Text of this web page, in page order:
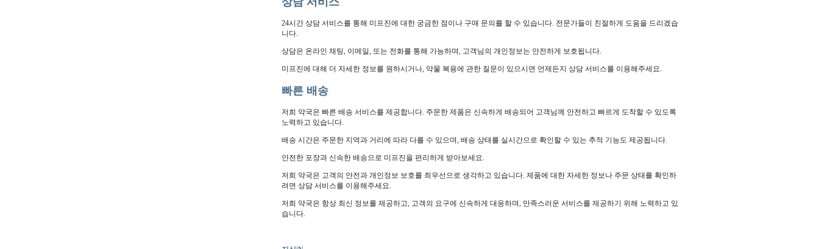
24시간 상담 서비스를 통해 미프진에 대한 궁금한 점이나 구매 문의를 할 수 있습니다. 전문가들이 친절하게 도움을 드리겠습
니다.
상담은 온라인 채팅, 이메일, 또는 전화를 통해 가능하며, 고객님의 개인정보는 안전하게 보호됩니다.
미프진에 대해 더 자세한 정보를 원하시거나, 약물 복용에 관한 질문이 있으시면 언제든지 상담 서비스를 이용해주세요.
빠른 배송
저희 약국은 빠른 배송 서비스를 제공합니다. 주문한 제품은 신속하게 배송되어 고객님께 안전하고 빠르게 도착할 수 있도록
노력하고 있습니다.
배송 시간은 주문한 지역과 거리에 따라 다를 수 있으며, 배송 상태를 실시간으로 확인할 수 있는 추적 기능도 제공됩니다.
안전한 포장과 신속한 배송으로 미프진을 편리하게 받아보세요.
저희 약국은 고객의 안전과 개인정보 보호를 최우선으로 생각하고 있습니다. 제품에 대한 자세한 정보나 주문 상태를 확인하
려면 상담 서비스를 이용해주세요.
저희 약국은 항상 최신 정보를 제공하고, 고객의 요구에 신속하게 대응하며, 만족스러운 서비스를 제공하기 위해 노력하고 있
습니다.